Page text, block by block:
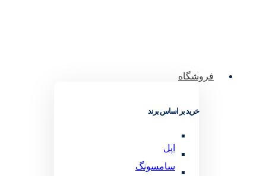
فروشگاه
خرید بر اساس برند
اپل
سامسونگ